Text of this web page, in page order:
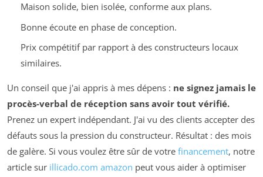
Maison solide, bien isolée, conforme aux plans.
Bonne écoute en phase de conception.
Prix compétitif par rapport à des constructeurs locaux
similaires.
Un conseil que j'ai appris à mes dépens : ne signez jamais le
procès-verbal de réception sans avoir tout vérifié.
Prenez un expert indépendant. J'ai vu des clients accepter des
défauts sous la pression du constructeur. Résultat : des mois
de galère. Si vous voulez être sûr de votre financement, notre
article sur illicado.com amazon peut vous aider à optimiser